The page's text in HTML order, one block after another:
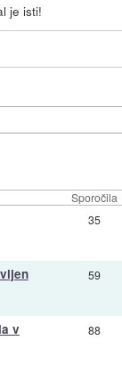
je isti!
Sporočila
35
59
v 88